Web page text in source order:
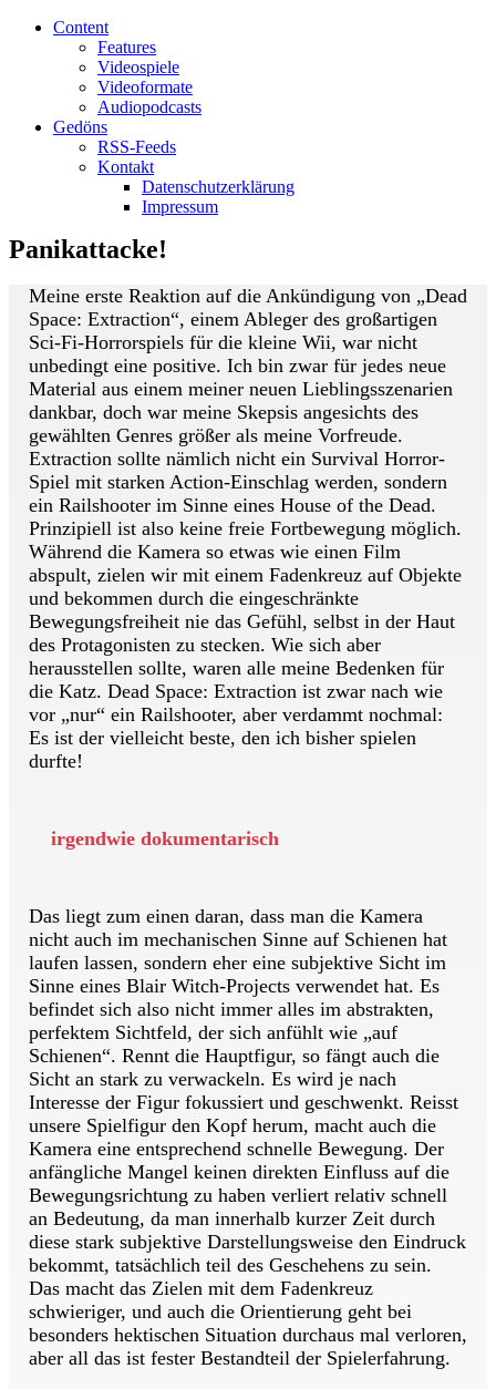
Content
Features
Videospiele
Videoformate
Audiopodcasts
Gedöns
RSS-Feeds
Kontakt
Datenschutzerklärung
Impressum
Panikattacke!
Meine erste Reaktion auf die Ankündigung von „Dead
Space: Extraction“, einem Ableger des großartigen
Sci-Fi-Horrorspiels für die kleine Wii, war nicht
unbedingt eine positive. Ich bin zwar für jedes neue
Material aus einem meiner neuen Lieblingsszenarien
dankbar, doch war meine Skepsis angesichts des
gewählten Genres größer als meine Vorfreude.
Extraction sollte nämlich nicht ein Survival Horror-
Spiel mit starken Action-Einschlag werden, sondern
ein Railshooter im Sinne eines House of the Dead.
Prinzipiell ist also keine freie Fortbewegung möglich.
Während die Kamera so etwas wie einen Film
abspult, zielen wir mit einem Fadenkreuz auf Objekte
und bekommen durch die eingeschränkte
Bewegungsfreiheit nie das Gefühl, selbst in der Haut
des Protagonisten zu stecken. Wie sich aber
herausstellen sollte, waren alle meine Bedenken für
die Katz. Dead Space: Extraction ist zwar nach wie
vor „nur“ ein Railshooter, aber verdammt nochmal:
Es ist der vielleicht beste, den ich bisher spielen
durfte!
irgendwie dokumentarisch
Das liegt zum einen daran, dass man die Kamera
nicht auch im mechanischen Sinne auf Schienen hat
laufen lassen, sondern eher eine subjektive Sicht im
Sinne eines Blair Witch-Projects verwendet hat. Es
befindet sich also nicht immer alles im abstrakten,
perfektem Sichtfeld, der sich anfühlt wie „auf
Schienen“. Rennt die Hauptfigur, so fängt auch die
Sicht an stark zu verwackeln. Es wird je nach
Interesse der Figur fokussiert und geschwenkt. Reisst
unsere Spielfigur den Kopf herum, macht auch die
Kamera eine entsprechend schnelle Bewegung. Der
anfängliche Mangel keinen direkten Einfluss auf die
Bewegungsrichtung zu haben verliert relativ schnell
an Bedeutung, da man innerhalb kurzer Zeit durch
diese stark subjektive Darstellungsweise den Eindruck
bekommt, tatsächlich teil des Geschehens zu sein.
Das macht das Zielen mit dem Fadenkreuz
schwieriger, und auch die Orientierung geht bei
besonders hektischen Situation durchaus mal verloren,
aber all das ist fester Bestandteil der Spielerfahrung.